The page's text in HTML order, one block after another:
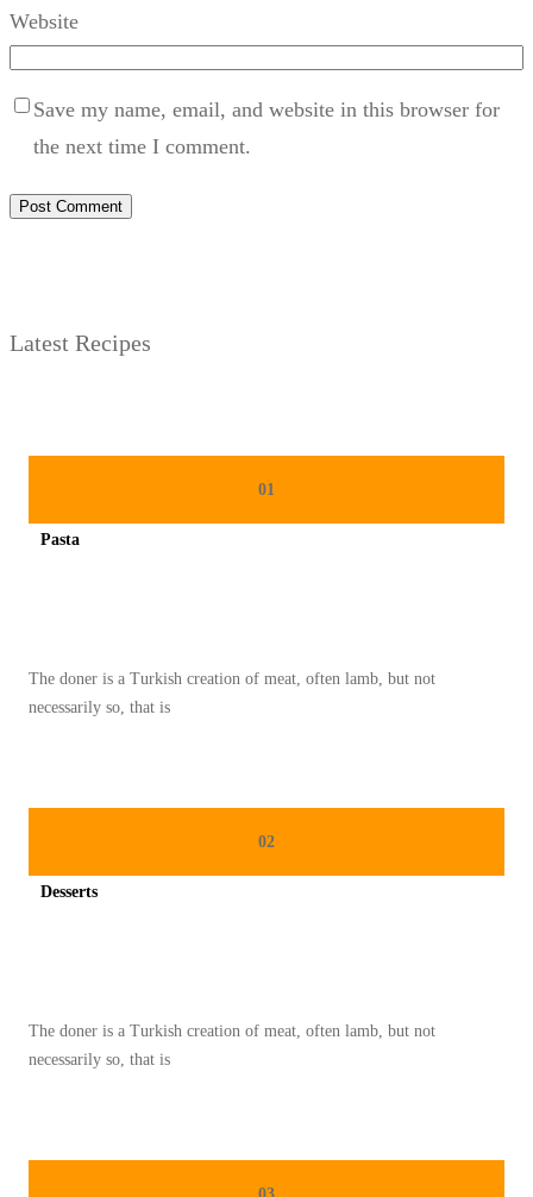
Website
Save my name, email, and website in this browser for
the next time I comment.
Latest Recipes
01
Pasta
The doner is a Turkish creation of meat, often lamb, but not
necessarily so, that is
02
Desserts
The doner is a Turkish creation of meat, often lamb, but not
necessarily so, that is